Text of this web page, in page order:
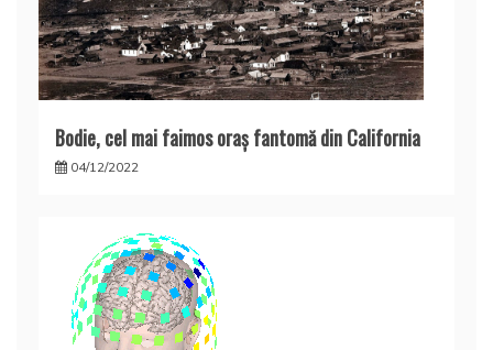
Bodie, cel mai faimos oraş fantomă din California
04/12/2022